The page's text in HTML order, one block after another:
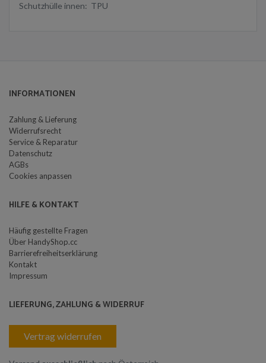
Schutzhülle innen: TPU
INFORMATIONEN
Zahlung & Lieferung
Widerrufsrecht
Service & Reparatur
Datenschutz
AGBs
Cookies anpassen
HILFE & KONTAKT
Häufig gestellte Fragen
Über HandyShop.cc
Barrierefreiheitserklärung
Kontakt
Impressum
LIEFERUNG, ZAHLUNG & WIDERRUF
Vertrag widerrufen